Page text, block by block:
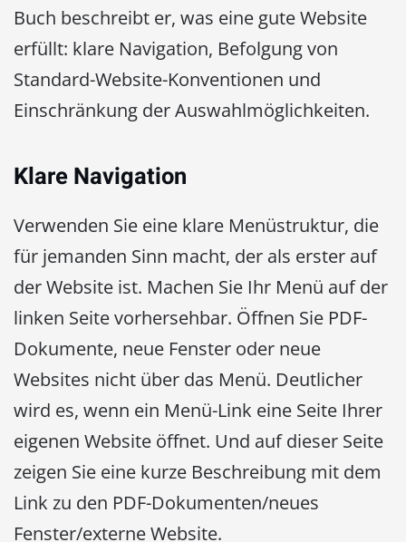
Buch beschreibt er, was eine gute Website
erfüllt: klare Navigation, Befolgung von
Standard-Website-Konventionen und
Einschränkung der Auswahlmöglichkeiten.
Klare Navigation
Verwenden Sie eine klare Menüstruktur, die
für jemanden Sinn macht, der als erster auf
der Website ist. Machen Sie Ihr Menü auf der
linken Seite vorhersehbar. Öffnen Sie PDF-
Dokumente, neue Fenster oder neue
Websites nicht über das Menü. Deutlicher
wird es, wenn ein Menü-Link eine Seite Ihrer
eigenen Website öffnet. Und auf dieser Seite
zeigen Sie eine kurze Beschreibung mit dem
Link zu den PDF-Dokumenten/neues
Fenster/externe Website.